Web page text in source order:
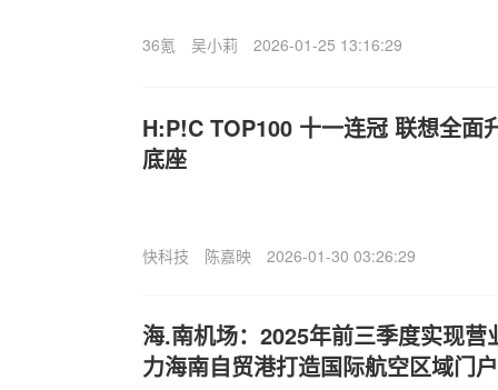
36氪 吴小莉 2026-01-25 13:16:29
H:P!C TOP100 十一连冠 联想全面
底座
快科技 陈嘉映 2026-01-30 03:26:29
海.南机场：2025年前三季度实现营
力海南自贸港打造国际航空区域门